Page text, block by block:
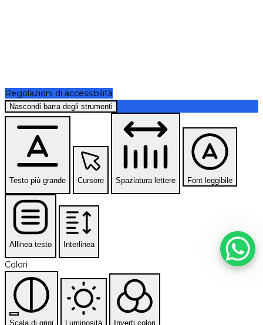
Regolazioni di accessibilità
Nascondi barra degli strumenti
Testo più grande Cursore Spaziatura lettere Font leggibile
Allinea testo Interlinea
Colori
Scala di grigi Luminosità Inverti colori